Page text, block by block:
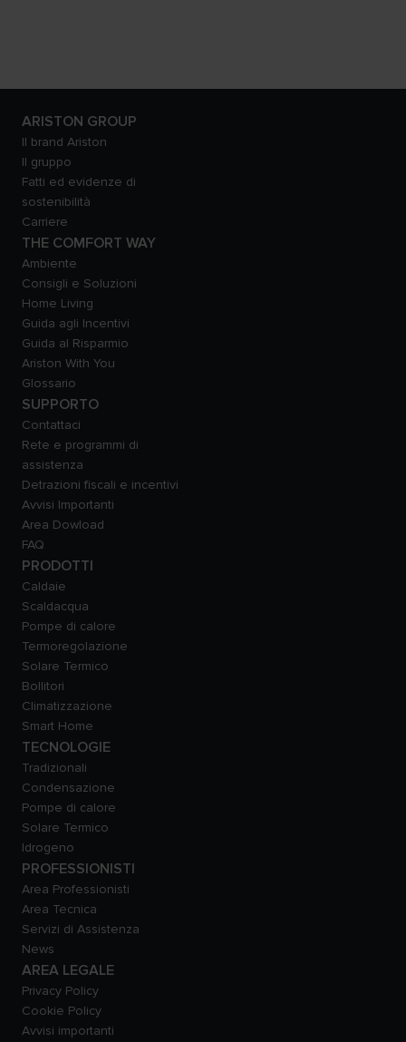
ARISTON GROUP
Il brand Ariston
Il gruppo
Fatti ed evidenze di
sostenibilità
Carriere
THE COMFORT WAY
Ambiente
Consigli e Soluzioni
Home Living
Guida agli Incentivi
Guida al Risparmio
Ariston With You
Glossario
SUPPORTO
Contattaci
Rete e programmi di
assistenza
Detrazioni fiscali e incentivi
Avvisi Importanti
Area Dowload
FAQ
PRODOTTI
Caldaie
Scaldacqua
Pompe di calore
Termoregolazione
Solare Termico
Bollitori
Climatizzazione
Smart Home
TECNOLOGIE
Tradizionali
Condensazione
Pompe di calore
Solare Termico
Idrogeno
PROFESSIONISTI
Area Professionisti
Area Tecnica
Servizi di Assistenza
News
AREA LEGALE
Privacy Policy
Cookie Policy
Avvisi importanti